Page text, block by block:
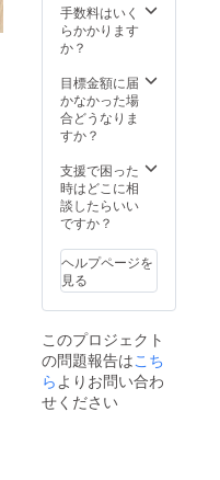
手数料はいく
らかかります
か？
目標金額に届
かなかった場
合どうなりま
すか？
支援で困った
時はどこに相
談したらいい
ですか？
ヘルプページを
見る
このプロジェクト
の問題報告はこち
ら よりお問い合わ
せください